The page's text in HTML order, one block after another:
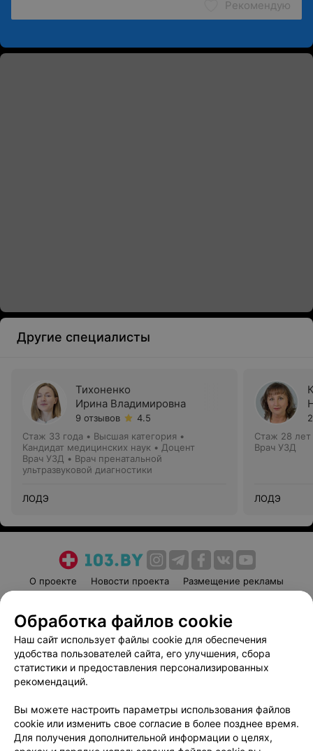
Рекомендую
Другие специалисты
Тихоненко
Ирина Владимировна
9 отзывов
4.5
Стаж 33 года • Высшая категория •
Кандидат медицинских наук • Доцент
Врач УЗД • Врач пренатальной
ультразвуковой диагностики
ЛОДЭ
Стаж 28 лет
Врач УЗД
ЛОДЭ
О проекте Новости проекта
Размещение рекламы
Пользовательское соглашение
Способы оплаты
Вакансии
Партнеры
Написать руководителю 103.by
Обработка персональных данных
Обработка файлов cookie
Наш сайт использует файлы cookie для обеспечения
удобства пользователей сайта, его улучшения, сбора
статистики и предоставления персонализированных
рекомендаций.
Вы можете настроить параметры использования файлов
cookie или изменить свое согласие в более позднее время.
Для получения дополнительной информации о целях,